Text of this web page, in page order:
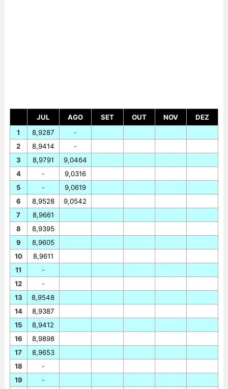
JUL AGO SET OUT NOV
DEZ
1
2
3
4
5
6
7
8
9
10
11
12
13
14
15
16
17
18
19
8,9287
8,9414
8,9791
-
-
8,9528
8,9661
8,9395
8,9605
8,9611
-
-
8,9548
8,9387
8,9412
8,9898
8,9653
-
-
-
-
9,0464
9,0316
9,0619
9,0542